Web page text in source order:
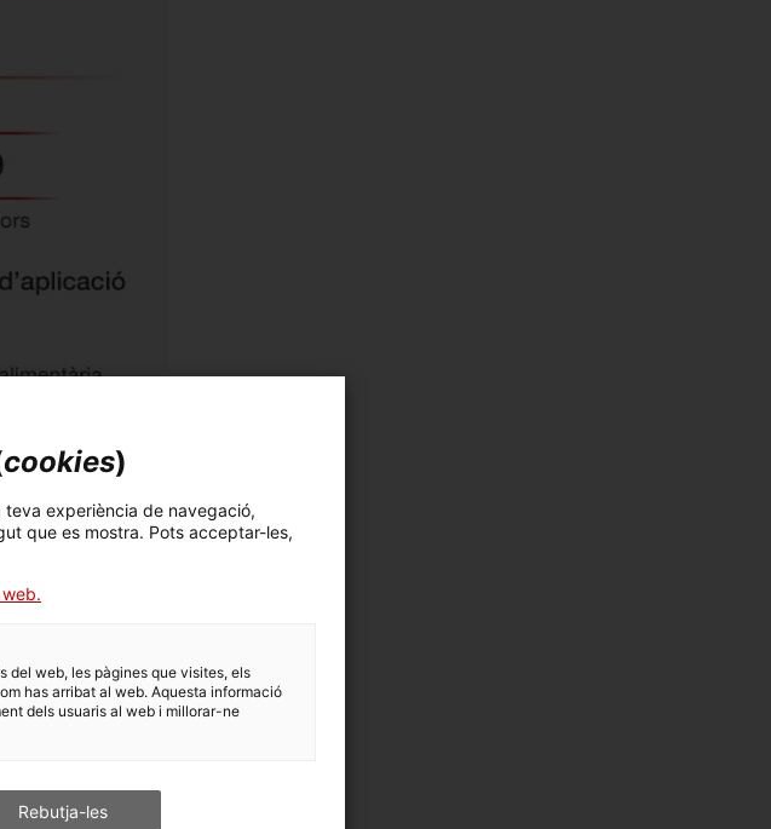
cookies)
experiència de navegació,
que es mostra. Pots acceptar-les,
del web, les pàgines que visites, els
has arribat al web. Aquesta informació
dels usuaris al web i millorar-ne
Rebutja-les